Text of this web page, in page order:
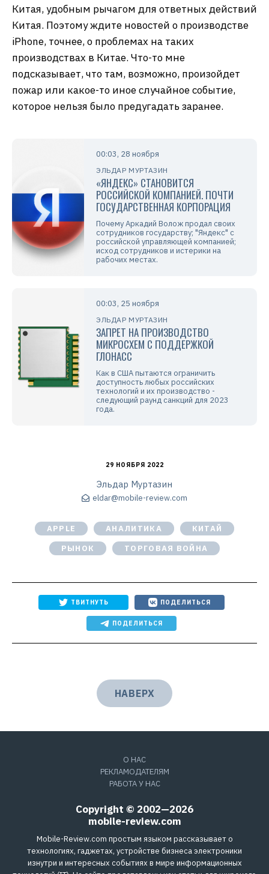
Китая, удобным рычагом для ответных действий
Китая. Поэтому ждите новостей о производстве
iPhone, точнее, о проблемах на таких
производствах в Китае. Что-то мне
подсказывает, что там, возможно, произойдет
пожар или какое-то иное случайное событие,
которое нельзя было предугадать заранее.
00:03, 28 ноября
ЭЛЬДАР МУРТАЗИН
«ЯНДЕКС» СТАНОВИТСЯ
РОССИЙСКОЙ КОМПАНИЕЙ. ПОЧТИ
ГОСУДАРСТВЕННАЯ КОРПОРАЦИЯ
Почему Аркадий Волож продал своих
сотрудников государству; "Яндекс" с
российской управляющей компанией;
исход сотрудников и истерики на
рабочих местах.
00:03, 25 ноября
ЭЛЬДАР МУРТАЗИН
ЗАПРЕТ НА ПРОИЗВОДСТВО
МИКРОСХЕМ С ПОДДЕРЖКОЙ
ГЛОНАСС
Как в США пытаются ограничить
доступность любых российских
технологий и их производство -
следующий раунд санкций для 2023
года.
29 НОЯБРЯ 2022
Эльдар Муртазин
eldar@mobile-review.com
APPLE АНАЛИТИКА
КИТАЙ
РЫНОК
ТОРГОВАЯ ВОЙНА
ТВИТНУТЬ ПОДЕЛИТЬСЯ
ПОДЕЛИТЬСЯ
НАВЕРХ
О НАС
РЕКЛАМОДАТЕЛЯМ
РАБОТА У НАС
Copyright © 2002—2026
mobile-review.com
Mobile-Review.com простым языком рассказывает о
технологиях, гаджетах, устройстве бизнеса электроники
изнутри и интересных событиях в мире информационных